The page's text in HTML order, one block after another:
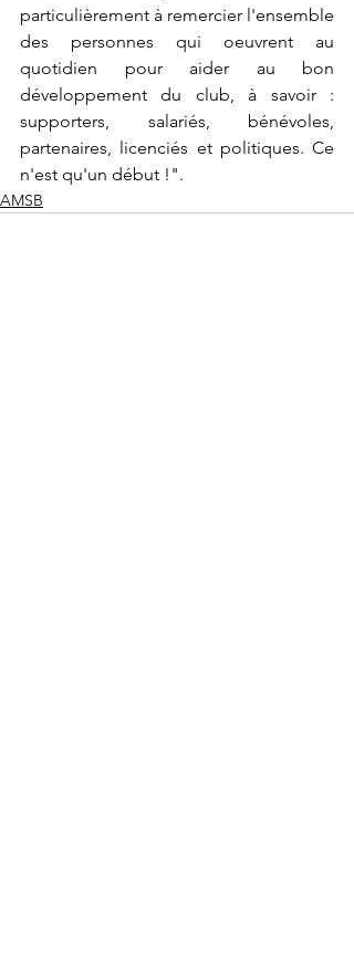
particulièrement à remercier l'ensemble
des personnes qui oeuvrent au
quotidien pour aider au bon
développement du club, à savoir :
supporters, salariés, bénévoles,
partenaires, licenciés et politiques. Ce
n'est qu'un début !".
AMSB